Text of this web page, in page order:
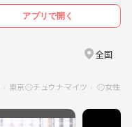
アプリで開く
全国
東京⚾︎チュウナマイツ ⚾︎女性同